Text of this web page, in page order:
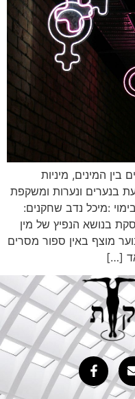
המינים, מיניות
ונערות ומשקפת
:מיכל נדב שחקנים:
הנפיץ של מין
מוצף באין ספור מסרים